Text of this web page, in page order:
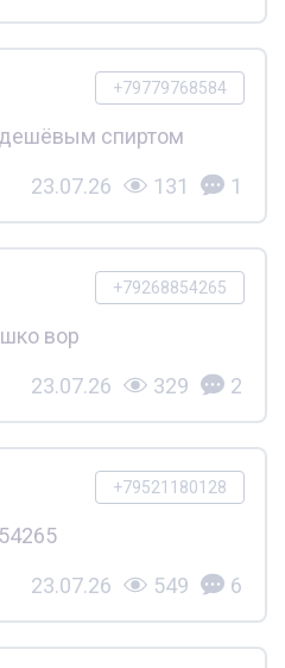
+79779768584
дешёвым спиртом
23.07.26 131 1
+79268854265
вор
23.07.26 329 2
+79521180128
23.07.26 549 6